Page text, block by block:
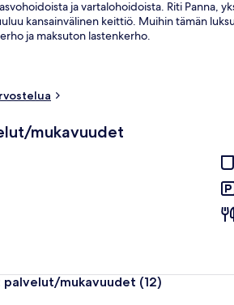
ja vartalohoidoista. Riti Panna,
kansainvälinen keittiö. Muihin tämän
ja maksuton lastenkerho.
mukavuudet
palvelut/mukavuudet (12)